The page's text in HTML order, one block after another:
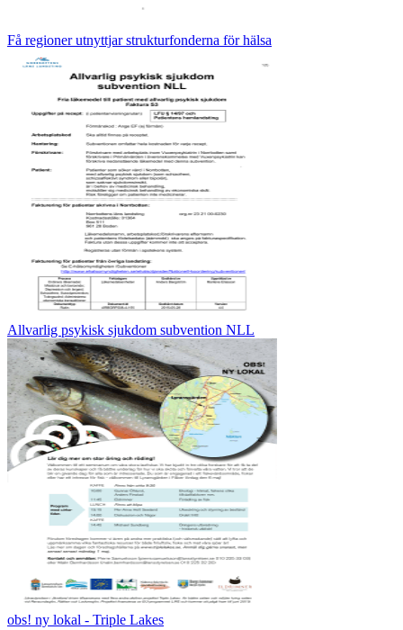
Få regioner utnyttjar strukturfonderna för hälsa
Allvarlig psykisk sjukdom subvention NLL
obs! ny lokal - Triple Lakes